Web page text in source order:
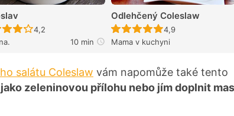
Recept ještě nebyl hodnocen
4,2
10 min
Odlehčený Coleslaw
Recept ještě nebyl
4,9
Mama v kuchyni
salátu Coleslaw vám napomůže také tento
jako zeleninovou přílohu nebo jím doplnit